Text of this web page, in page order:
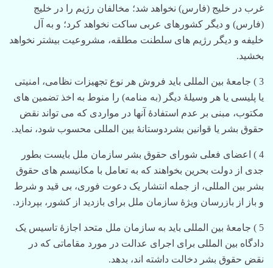
غرب در خلیج (فارس) نخواهد شد؛ مخالفان رژیم را در خلیج
(فارس) و دیگر کشورهای عربی ساکت نخواهد کرد؛ و به آل
خلیفه و دیگر رژیم های سلطنت مطلقه، مشروعیت بیشتر نخواهد
بخشید.
3 ) جامعۀ بین المللی باید فروش هر نوع تجهیزات نظامی، امنیتی
یا پلیسی یا هر وسیلۀ دیگر (به منامه) را منوط به اخذ تضمین های
مکتوب، مبنی بر عدم استفادۀ آنها در مواردی که می تواند نقض
حقوق بشر یا قوانین بشردوستانۀ بین المللی محسوب شود، نماید.
4 ) اعضای فعلی شورای حقوق بشر سازمان ملل بایست بطور
جدی از دولت بحرین بخواهند که به تعامل با مکانیسم های حقوق
بشر بین المللی، از جمله انتشار یک دعوت فوری، بی قید و شرط
و باز از بازرسان ویژۀ سازمان ملل برای بازدید از کشور، بپردازد.
5 ) جامعۀ بین المللی باید به سازمان ملل متحد اجازۀ تاسیس یک
دادگاه بین المللی برای اجرای عدالت در مورد مقاماتی که در
نقض حقوق بشر دخالت داشته اند، بدهد.